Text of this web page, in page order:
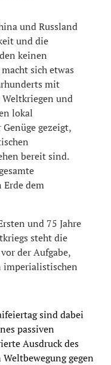
und Russland
und die
keinen
sich etwas
mit
und
lokal
gezeigt,
bereit sind.
dem
und 75 Jahre
steht die
der Aufgabe,
imperialistischen
sind dabei
passiven
Ausdruck des
gegen